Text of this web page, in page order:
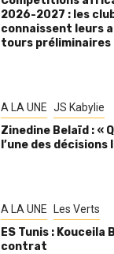
2026-2027 : les
connaissent leurs
tours préliminaires
A LA UNE JS Kabylie
Zinedine Belaïd : «
l’une des
A LA UNE Les Verts
ES Tunis : Kouceila
contrat